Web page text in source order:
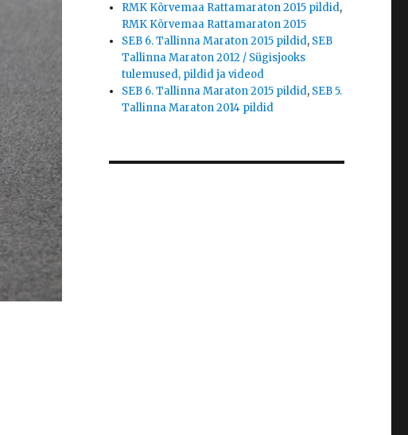
RMK Kõrvemaa Rattamaraton 2015 pildid,
RMK Kõrvemaa Rattamaraton 2015
SEB 6. Tallinna Maraton 2015 pildid, SEB
Tallinna Maraton 2012 / Sügisjooks
tulemused, pildid ja videod
SEB 6. Tallinna Maraton 2015 pildid, SEB 5.
Tallinna Maraton 2014 pildid